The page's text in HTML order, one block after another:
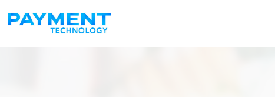
メインナビゲーション